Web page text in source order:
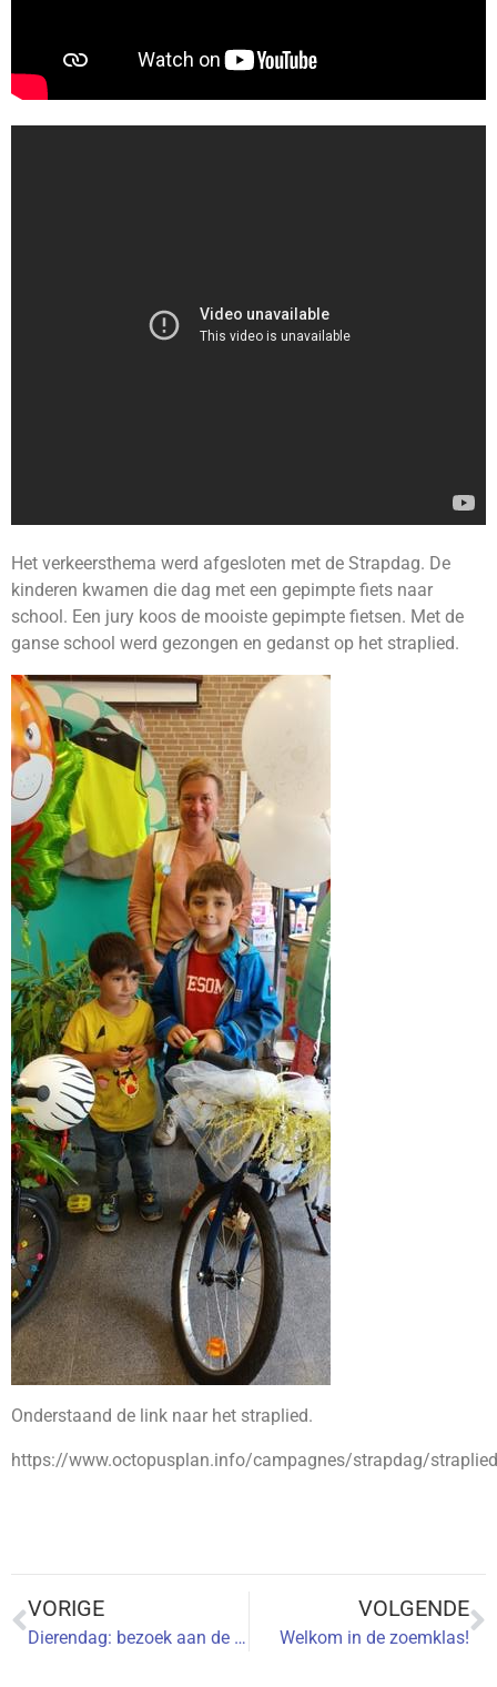
Het verkeersthema werd afgesloten met de Strapdag. De
kinderen kwamen die dag met een gepimpte fiets naar
school. Een jury koos de mooiste gepimpte fietsen. Met de
ganse school werd gezongen en gedanst op het straplied.
Onderstaand de link naar het straplied.
https://www.octopusplan.info/campagnes/strapdag/
VORIGE
Dierendag: bezoek aan de zorgboerderij te Kluizen
VOLGENDE
Welkom in de zoemklas!